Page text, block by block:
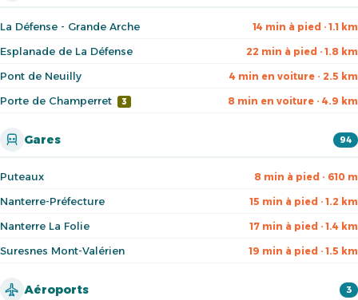
La Défense - Grande Arche 14 min à pied · 1.1 km
Esplanade de La Défense 22 min à pied · 1.8 km
Pont de Neuilly 4 min en voiture · 2.5 km
Porte de Champerret 3 8 min en voiture · 4.9 km
Gares 94
Puteaux 8 min à pied · 610 m
Nanterre-Préfecture 15 min à pied · 1.2 km
Nanterre La Folie 17 min à pied · 1.4 km
Suresnes Mont-Valérien 19 min à pied · 1.5 km
Aéroports 3